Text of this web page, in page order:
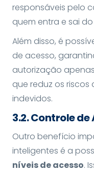
responsáveis pelo
quem entra e sai
Além disso, é
de acesso,
autorização
que reduz os riscos
indevidos.
3.2. Controle de
Outro benefício
inteligentes é a
níveis de acesso.